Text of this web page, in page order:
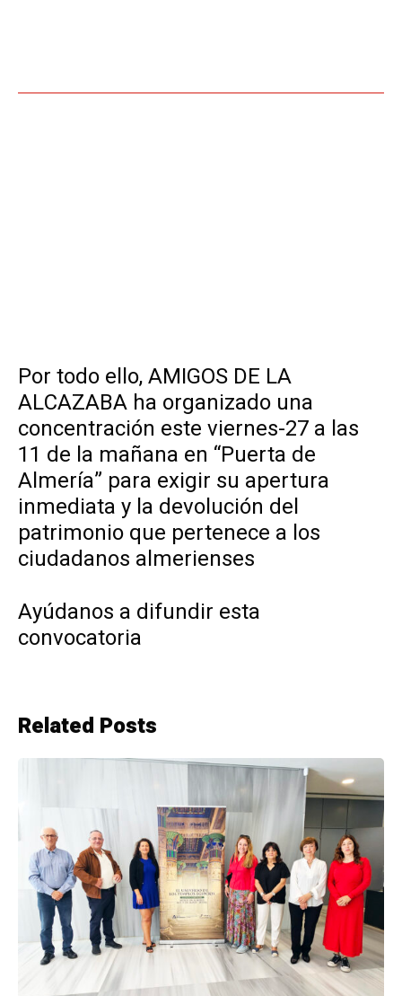
Por todo ello, AMIGOS DE LA
ALCAZABA ha organizado una
concentración este viernes-27 a las
11 de la mañana en “Puerta de
Almería” para exigir su apertura
inmediata y la devolución del
patrimonio que pertenece a los
ciudadanos almerienses
Ayúdanos a difundir esta
convocatoria
Related Posts